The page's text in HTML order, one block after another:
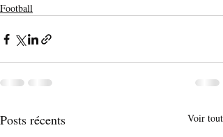
Football
Posts récents Voir tout